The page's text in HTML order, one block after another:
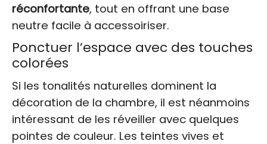
réconfortante, tout en offrant une base
neutre facile à accessoiriser.
Ponctuer l’espace avec des touches
colorées
Si les tonalités naturelles dominent la
décoration de la chambre, il est néanmoins
intéressant de les réveiller avec quelques
pointes de couleur. Les teintes vives et